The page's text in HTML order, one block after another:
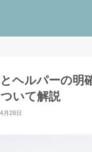
ヘルパーの明
いて解説
月28日